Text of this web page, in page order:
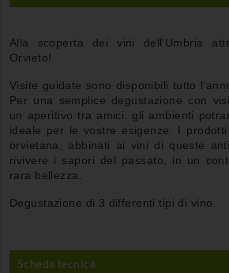
Alla scoperta dei vini dell'Umbria
Orvieto!
Visite guidate sono disponibili tutto
Per una semplice degustazione con
un aperitivo tra amici, gli ambienti
ideale per le vostre esigenze. I
orvietana, abbinati ai vini di queste
rivivere i sapori del passato, in un
rara bellezza.
Degustazione di 3 differenti tipi di vino.
Scheda tecnica